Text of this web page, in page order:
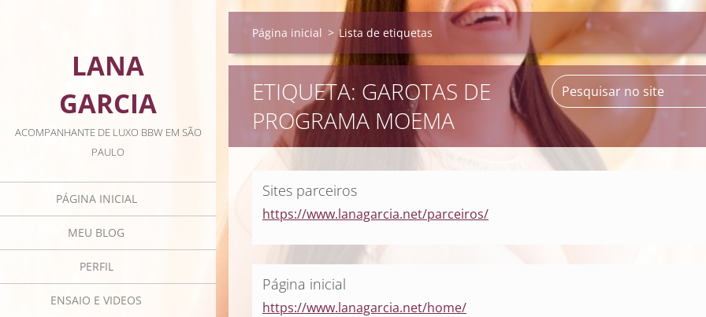
LANA
GARCIA
ACOMPANHANTE DE LUXO BBW EM SÃO
PAULO
PÁGINA INICIAL
MEU BLOG
PERFIL
ENSAIO E VIDEOS
Página inicial > Lista de etiquetas
ETIQUETA: GAROTAS DE
PROGRAMA MOEMA
Sites parceiros
https://www.lanagarcia.net/parceiros/
Página inicial
https://www.lanagarcia.net/home/